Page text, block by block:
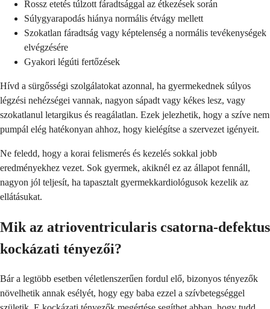
Rossz etetés túlzott fáradtsággal az étkezések során
Súlygyarapodás hiánya normális étvágy mellett
Szokatlan fáradtság vagy képtelenség a normális tevékenységek
elvégzésére
Gyakori légúti fertőzések
Hívd a sürgősségi szolgálatokat azonnal, ha gyermekednek súlyos
légzési nehézségei vannak, nagyon sápadt vagy kékes lesz, vagy
szokatlanul letargikus és reagálatlan. Ezek jelezhetik, hogy a szíve nem
pumpál elég hatékonyan ahhoz, hogy kielégítse a szervezet igényeit.
Ne feledd, hogy a korai felismerés és kezelés sokkal jobb
eredményekhez vezet. Sok gyermek, akiknél ez az állapot fennáll,
nagyon jól teljesít, ha tapasztalt gyermekkardiológusok kezelik az
ellátásukat.
Mik az atrioventricularis csatorna-defektus
kockázati tényezői?
Bár a legtöbb esetben véletlenszerűen fordul elő, bizonyos tényezők
növelhetik annak esélyét, hogy egy baba ezzel a szívbetegséggel